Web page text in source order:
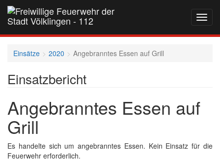
auf-
und
Einsätze 2020 Angebranntes Essen auf Grill
Einsatzbericht
Angebranntes Essen auf
Grill
Es handelte sich um angebranntes Essen. Kein Einsatz für die
Feuerwehr erforderlich.